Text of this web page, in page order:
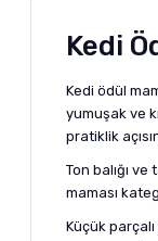
Kedi
Kedi ödül
yumuşak ve
pratiklik
Ton balığı
maması
Küçük